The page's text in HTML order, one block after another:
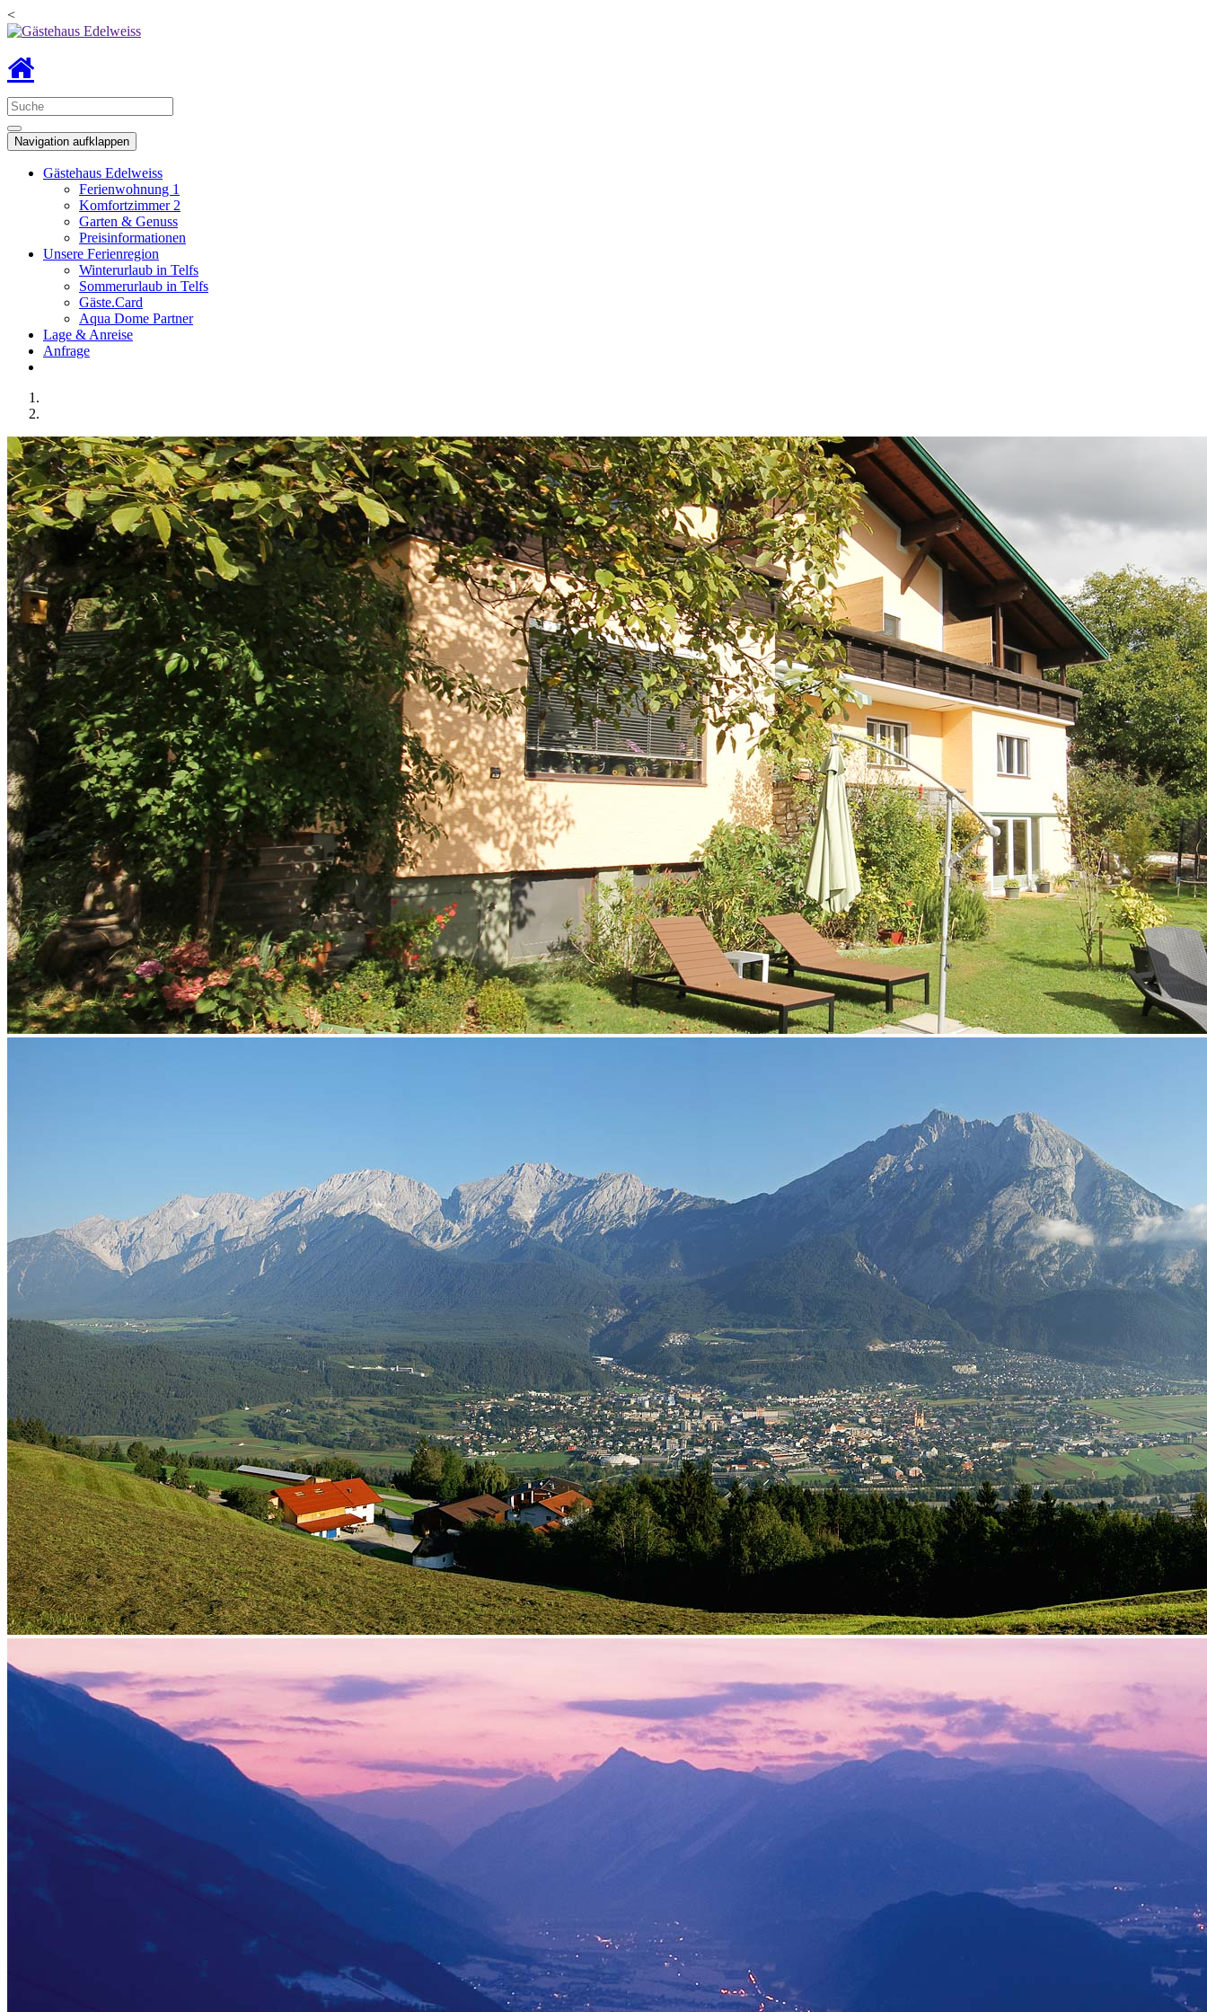
<
Navigation aufklappen
Gästehaus Edelweiss
Ferienwohnung 1
Komfortzimmer 2
Garten & Genuss
Preisinformationen
Unsere Ferienregion
Winterurlaub in Telfs
Sommerurlaub in Telfs
Gäste.Card
Aqua Dome Partner
Lage & Anreise
Anfrage